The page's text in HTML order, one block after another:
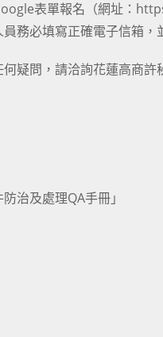
表單報名（網址：
務必填寫正確電子信箱，
疑問，請洽詢花蓮高商許
治及處理QA手冊」